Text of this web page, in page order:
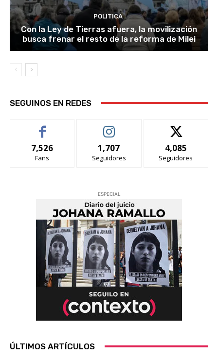
POLITICA
Con la Ley de Tierras afuera, la movilización
busca frenar el resto de la reforma de Milei
SEGUINOS EN REDES
7,526
Fans
1,707
Seguidores
4,085
Seguidores
ESPECIAL
ÚLTIMOS ARTÍCULOS